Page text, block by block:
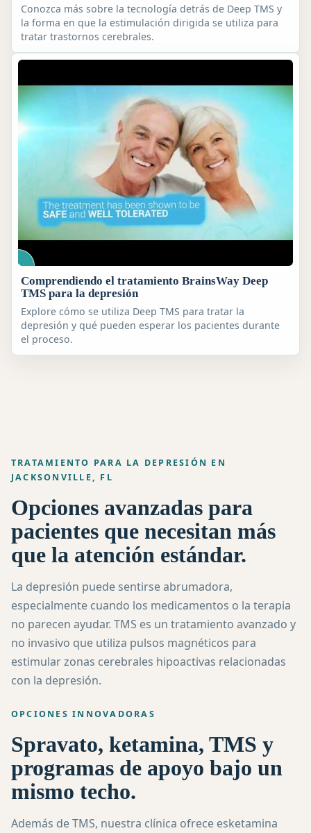
Conozca más sobre la tecnología detrás de Deep TMS y
la forma en que la estimulación dirigida se utiliza para
tratar trastornos cerebrales.
Comprendiendo el tratamiento BrainsWay Deep
TMS para la depresión
Explore cómo se utiliza Deep TMS para tratar la
depresión y qué pueden esperar los pacientes durante
el proceso.
TRATAMIENTO PARA LA DEPRESIÓN EN
JACKSONVILLE, FL
Opciones avanzadas para
pacientes que necesitan más
que la atención estándar.
La depresión puede sentirse abrumadora,
especialmente cuando los medicamentos o la terapia
no parecen ayudar. TMS es un tratamiento avanzado y
no invasivo que utiliza pulsos magnéticos para
estimular zonas cerebrales hipoactivas relacionadas
con la depresión.
OPCIONES INNOVADORAS
Spravato, ketamina, TMS y
programas de apoyo bajo un
mismo techo.
Además de TMS, nuestra clínica ofrece esketamina